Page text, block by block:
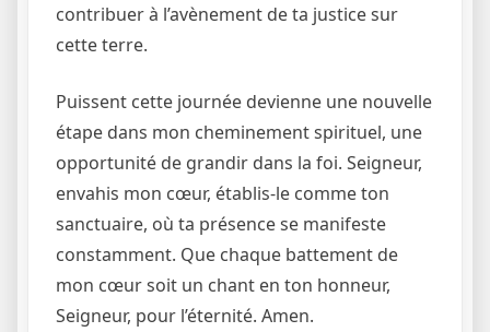
contribuer à l’avènement de ta justice sur
cette terre.
Puissent cette journée devienne une nouvelle
étape dans mon cheminement spirituel, une
opportunité de grandir dans la foi. Seigneur,
envahis mon cœur, établis-le comme ton
sanctuaire, où ta présence se manifeste
constamment. Que chaque battement de
mon cœur soit un chant en ton honneur,
Seigneur, pour l’éternité. Amen.